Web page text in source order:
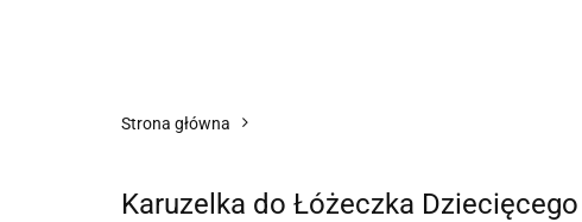
Strona główna
Karuzelka do Łóżeczka